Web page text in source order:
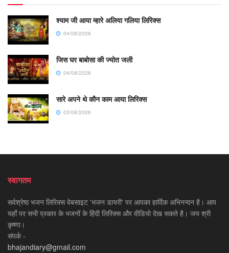
श्याम जी आया म्हारे अलिया गलिया लिरिक्स
04/08/2026
जिस घर बाबोसा की ज्योत जली
04/08/2026
सारे अपने थे कौन काम आया लिरिक्स
03/08/2026
स्वागतम
सर्वश्रेष्ठ भजन लिरिक्स वेबसाइट 'भजन डायरी' पर आपका हार्दिक अभिनन्दन है। आप
यहाँ पर सभी प्रकार के भजनों के हिंदी लिरिक्स और वीडियो देख सकते है। जय श्री
कृष्णा।
संपर्क -
bhajandiary@gmail.com